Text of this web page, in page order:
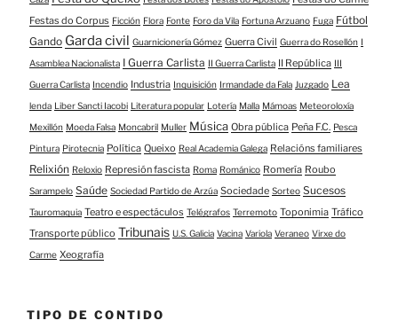
Festas do Corpus Ficción Flora Fonte Foro da Vila Fortuna Arzuano Fuga Fútbol
Gando Garda civil Guarnicionería Gómez Guerra Civil Guerra do Rosellón I
Asamblea Nacionalista I Guerra Carlista II Guerra Carlista II República III
Guerra Carlista Incendio Industria Inquisición Irmandade da Fala Juzgado Lea
lenda Liber Sancti Iacobi Literatura popular Lotería Malla Mámoas Meteoroloxía
Mexillón Moeda Falsa Moncabril Muller Música Obra pública Peña F.C. Pesca
Pintura Pirotecnia Política Queixo Real Academia Galega Relacións familiares
Relixión Reloxio Represión fascista Roma Románico Romería Roubo
Sarampelo Saúde Sociedad Partido de Arzúa Sociedade Sorteo Sucesos
Tauromaquia Teatro e espectáculos Telégrafos Terremoto Toponimia Tráfico
Transporte público Tribunais U.S. Galicia Vacina Variola Veraneo Virxe do
Carme Xeografía
TIPO DE CONTIDO